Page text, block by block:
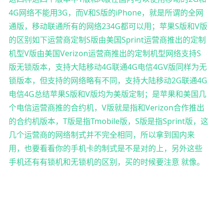
4G网络不能用3G，而V和S版的iPhone，就是所谓的全网
通版，移动联通所有的网络234G都可以用；苹果S版和V版
的区别如下运营商定制S版由美国Sprint运营商推出的定制
机型V版由美国Verizon运营商推出的定制机型网络支持S
版无锁版本，支持大陆移动4G联通4G电信4GV版同样为无
锁版本，但支持的网络略有不同，支持大陆移动2G联通4G
电信4G总结苹果S版和V版均为美版定制；是苹果和美国几
个电信运营商推的合约机，V版就是指和Verizon合作推出
的合约机版本，T版是指Tmobile版，S版是指Sprint版，这
几个运营商的网络制式并不完全相同，所以拿到国内来
用，也要看看你的手机卡的制式是不是对的上，另外这些
手机还有有锁机和无锁机的区别，买的时候要注意 就像。